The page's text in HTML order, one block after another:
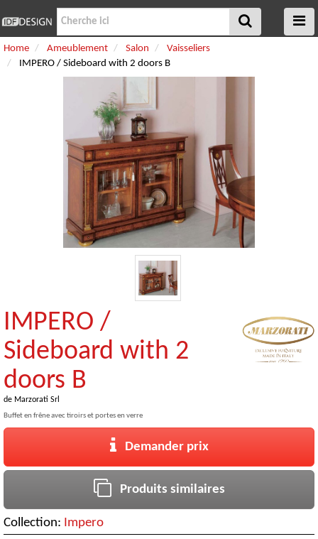
Home Ameublement Salon
Vaisseliers
IMPERO / Sideboard with 2 doors B
IMPERO /
Sideboard with 2
doors B
de Marzorati Srl
Buffet en frêne avec tiroirs et portes en verre
Demander prix
Produits similaires
Collection: Impero